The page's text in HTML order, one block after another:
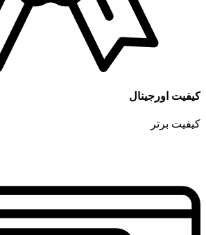
کیفیت اورجینال
کیفیت برتر